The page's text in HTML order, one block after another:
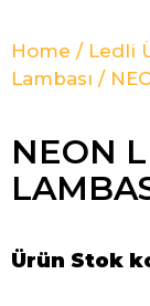
Home / Ledli
Lambası /
NEON
Ürün Stok